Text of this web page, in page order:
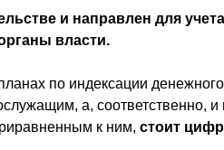
и направлен для
власти.
по индексации денежного
а, соответственно,
к ним,стоит